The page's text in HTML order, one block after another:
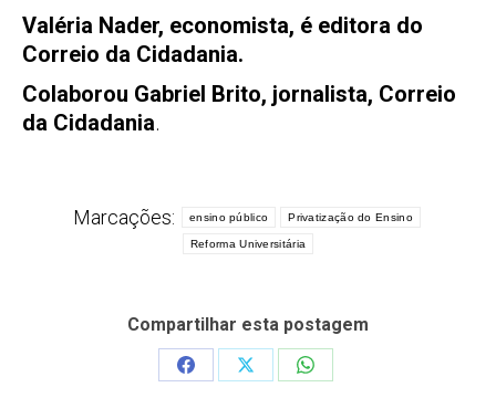
Valéria Nader, economista, é editora do
Correio da Cidadania.
Colaborou Gabriel Brito, jornalista, Correio
da Cidadania.
Marcações: ensino público Privatização do Ensino
Reforma Universitária
Compartilhar esta postagem
Share
Share
Share